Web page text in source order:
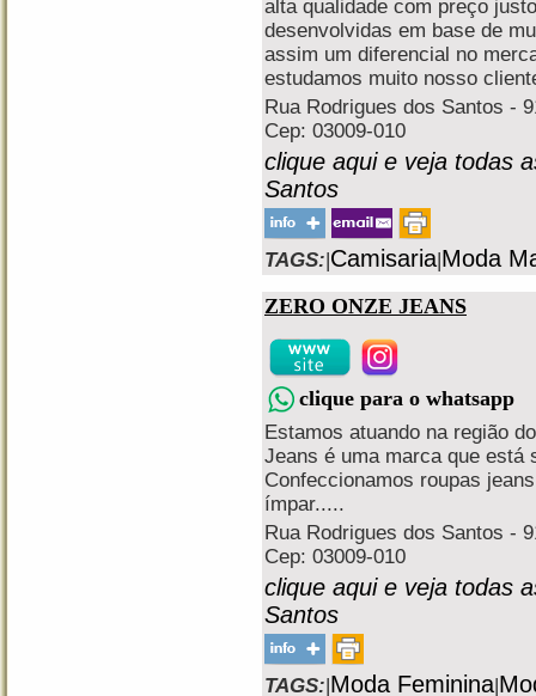
alta qualidade com preço
desenvolvidas em base de
assim um diferencial no
estudamos muito nosso
Rua Rodrigues dos Santos -
Cep: 03009-010
clique aqui e veja todas
Santos
TAGS:|Camisaria|Moda
ZERO ONZE JEANS
clique para o whatsapp
Estamos atuando na região
Jeans é uma marca que está
Confeccionamos roupas
ímpar.....
Rua Rodrigues dos Santos -
Cep: 03009-010
clique aqui e veja todas
Santos
TAGS:|Moda Feminina|